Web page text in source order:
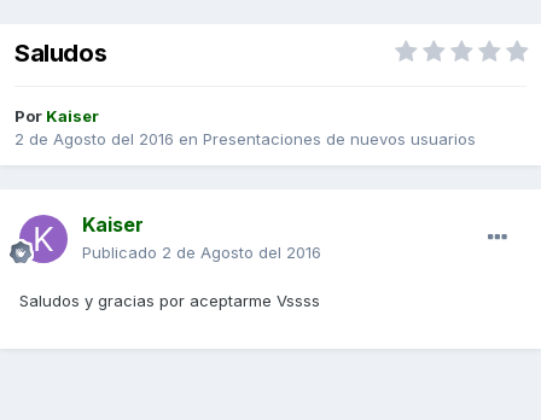
Saludos
Por Kaiser
2 de Agosto del 2016 en Presentaciones de nuevos usuarios
Kaiser
Publicado 2 de Agosto del 2016
Saludos y gracias por aceptarme Vssss